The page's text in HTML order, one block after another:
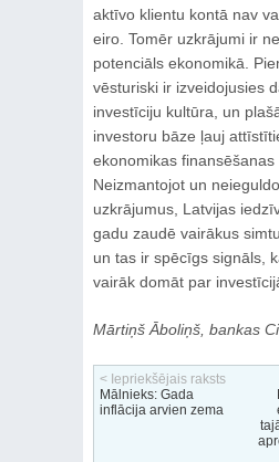
aktīvo klientu kontā nav
eiro. Tomēr uzkrājumi ir
potenciāls ekonomikā.
vēsturiski ir izveidojusies
investīciju kultūra, un
investoru bāze ļauj
ekonomikas finansēšanas
Neizmantojot un
uzkrājumus, Latvijas
gadu zaudē vairākus
un tas ir spēcīgs signāls,
vairāk domāt par
Mārtiņš Āboliņš, bankas
< Iepriekšējais raksts
Mālnieks: Gada
inflācija arvien zema